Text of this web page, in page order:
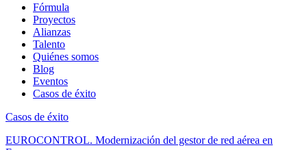
Fórmula
Proyectos
Alianzas
Talento
Quiénes somos
Blog
Eventos
Casos de éxito
Casos de éxito
EUROCONTROL. Modernización del gestor de red aérea en